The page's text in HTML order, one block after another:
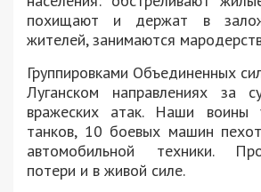
похищают и держат в
жителей, занимаются
Группировками Объединенных
Луганском направлениях за
вражеских атак. Наши воины
танков, 10 боевых машин
автомобильной техники.
потери и в живой силе.